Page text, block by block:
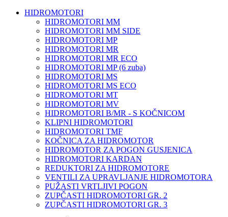
HIDROMOTORI
HIDROMOTORI MM
HIDROMOTORI MM SIDE
HIDROMOTORI MP
HIDROMOTORI MR
HIDROMOTORI MR ECO
HIDROMOTORI MP (6 zuba)
HIDROMOTORI MS
HIDROMOTORI MS ECO
HIDROMOTORI MT
HIDROMOTORI MV
HIDROMOTORI B/MR - S KOČNICOM
KLIPNI HIDROMOTORI
HIDROMOTORI TMF
KOČNICA ZA HIDROMOTOR
HIDROMOTOR ZA POGON GUSJENICA
HIDROMOTORI KARDAN
REDUKTORI ZA HIDROMOTORE
VENTILI ZA UPRAVLJANJE HIDROMOTORA
PUŽASTI VRTLJIVI POGON
ZUPČASTI HIDROMOTORI GR. 2
ZUPČASTI HIDROMOTORI GR. 3